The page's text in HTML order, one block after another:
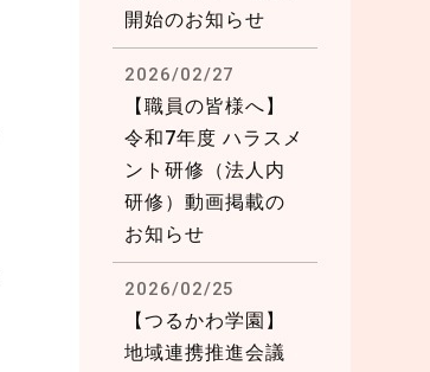
開始のお知らせ
2026/02/27
【職員の皆様へ】
令和7年度 ハラスメ
ント研修（法人内
研修）動画掲載の
お知らせ
2026/02/25
【つるかわ学園】
地域連携推進会議